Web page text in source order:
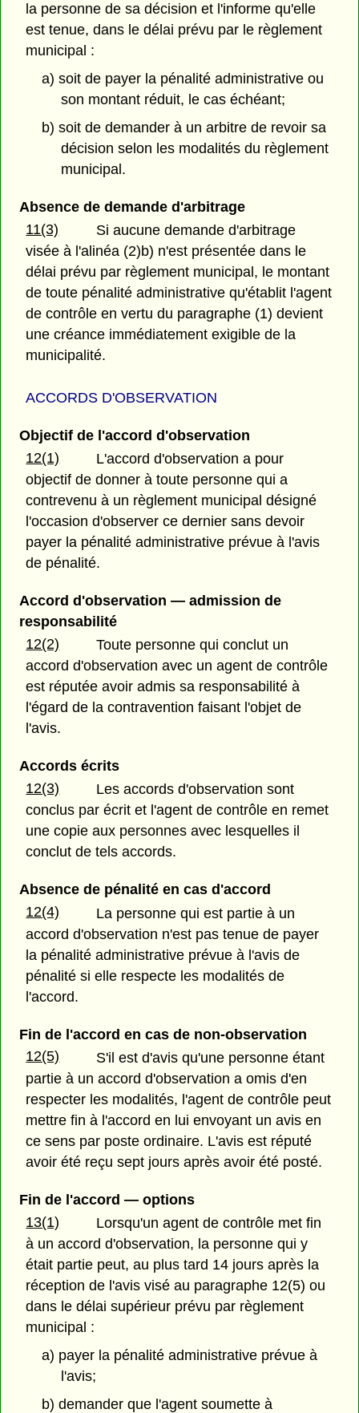
la personne de sa décision et l'informe qu'elle
est tenue, dans le délai prévu par le règlement
municipal :
a) soit de payer la pénalité administrative ou
son montant réduit, le cas échéant;
b) soit de demander à un arbitre de revoir sa
décision selon les modalités du règlement
municipal.
Absence de demande d'arbitrage
11(3)
Si aucune demande d'arbitrage
visée à l'alinéa (2)b) n'est présentée dans le
délai prévu par règlement municipal, le montant
de toute pénalité administrative qu'établit l'agent
de contrôle en vertu du paragraphe (1) devient
une créance immédiatement exigible de la
municipalité.
ACCORDS D'OBSERVATION
Objectif de l'accord d'observation
12(1)
L'accord d'observation a pour
objectif de donner à toute personne qui a
contrevenu à un règlement municipal désigné
l'occasion d'observer ce dernier sans devoir
payer la pénalité administrative prévue à l'avis
de pénalité.
Accord d'observation — admission de
responsabilité
12(2)
Toute personne qui conclut un
accord d'observation avec un agent de contrôle
est réputée avoir admis sa responsabilité à
l'égard de la contravention faisant l'objet de
l'avis.
Accords écrits
12(3)
Les accords d'observation sont
conclus par écrit et l'agent de contrôle en remet
une copie aux personnes avec lesquelles il
conclut de tels accords.
Absence de pénalité en cas d'accord
12(4)
La personne qui est partie à un
accord d'observation n'est pas tenue de payer
la pénalité administrative prévue à l'avis de
pénalité si elle respecte les modalités de
l'accord.
Fin de l'accord en cas de non-observation
12(5)
S'il est d'avis qu'une personne étant
partie à un accord d'observation a omis d'en
respecter les modalités, l'agent de contrôle peut
mettre fin à l'accord en lui envoyant un avis en
ce sens par poste ordinaire. L'avis est réputé
avoir été reçu sept jours après avoir été posté.
Fin de l'accord — options
13(1)
Lorsqu'un agent de contrôle met fin
à un accord d'observation, la personne qui y
était partie peut, au plus tard 14 jours après la
réception de l'avis visé au paragraphe 12(5) ou
dans le délai supérieur prévu par règlement
municipal :
a) payer la pénalité administrative prévue à
l'avis;
b) demander que l'agent soumette à